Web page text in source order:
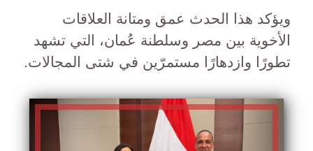
ويؤكد هذا الحدث عمق ومتانة العلاقات
الأخوية بين مصر وسلطنة عُمان، التي تشهد
تطورًا وازدهارًا مستمرّين في شتى المجالات.